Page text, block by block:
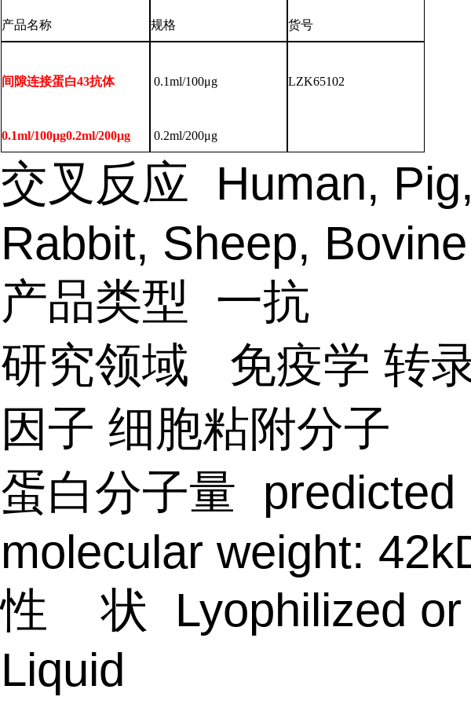
产品名称 规格 货号
间隙连接蛋白43抗体
0.1ml/100μg0.2ml/200μg
0.1ml/100μg
0.2ml/200μg
LZK65102
交叉反应 Human,
Rabbit, Sheep, Bovine
产品类型
一抗
研究领域
免疫学 转
因子 细胞粘附分子
蛋白分子量 predicted
molecular weight:
性
状 Lyophilized or
Liquid